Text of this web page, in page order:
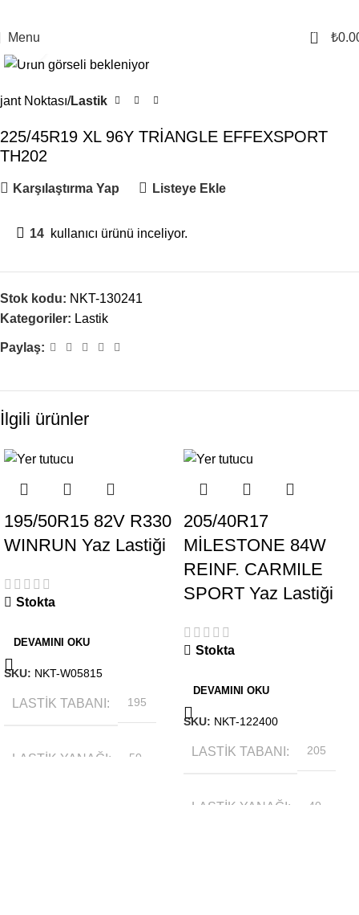
Menu 0 ₺
jant Noktası Lastik
225/45R19 XL 96Y TRİANGLE EFFEXSPORT
TH202
Karşılaştırma Yap Listeye Ekle
14 kullanıcı ürünü inceliyor.
Stok kodu: NKT-130241
Kategoriler: Lastik
Paylaş:
İlgili ürünler
195/50R15 82V R330
WINRUN Yaz Lastiği
Stokta
DEVAMINI OKU
SKU: NKT-W05815
LASTIK TABANI 195
LASTIK YANAĞI 50
205/40R17
MİLESTONE 84W
REINF. CARMILE
SPORT Yaz Lastiği
Stokta
DEVAMINI OKU
SKU: NKT-122400
LASTIK TABANI 205
LASTIK YANAĞI 40